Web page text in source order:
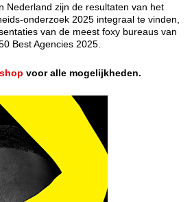
Nederland zijn de resultaten van het
onderzoek 2025 integraal te vinden,
van de meest foxy bureaus van
Best Agencies 2025.
voor alle mogelijkheden.